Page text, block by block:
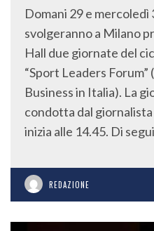
svolgeranno a Milano
Hall due giornate del
“Sport Leaders
Business in Italia). La
condotta dal giornalista
inizia alle 14.45. Di